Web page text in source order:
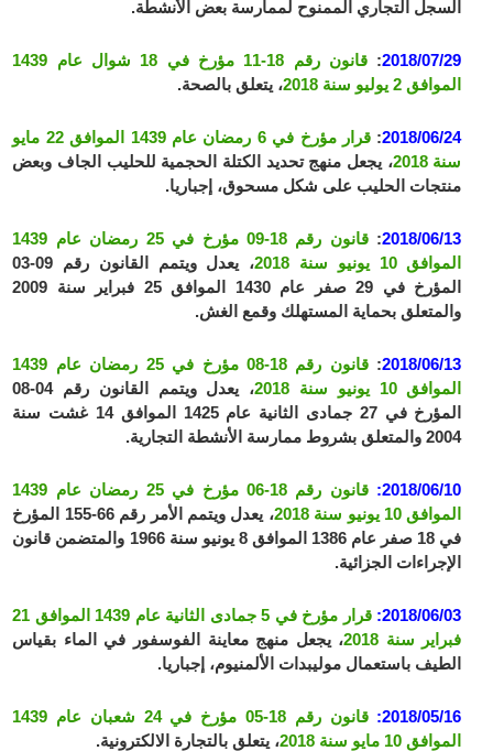
السجل التجاري الممنوح لممارسة بعض الأنشطة.
2018/07/29
:
قانون رقم 18-11 مؤرخ في 18 شوال عام 1439
الموافق 2 يوليو سنة 2018
، يتعلق بالصحة.
2018/06/24
:
قرار مؤرخ في 6 رمضان عام 1439 الموافق 22 مايو
سنة 2018
، يجعل منهج تحديد الكتلة الحجمية للحليب الجاف وبعض
منتجات الحليب على شكل مسحوق، إجباريا.
2018/06/13
:
قانون رقم 18-09 مؤرخ في 25 رمضان عام 1439
الموافق 10 يونيو سنة 2018
، يعدل ويتمم القانون رقم 09-03
المؤرخ في 29 صفر عام 1430 الموافق 25 فبراير سنة 2009
والمتعلق بحماية المستهلك وقمع الغش.
2018/06/13
:
قانون رقم 18-08 مؤرخ في 25 رمضان عام 1439
الموافق 10 يونيو سنة 2018
، يعدل ويتمم القانون رقم 04-08
المؤرخ في 27 جمادى الثانية عام 1425 الموافق 14 غشت سنة
2004 والمتعلق بشروط ممارسة الأنشطة التجارية.
2018/06/10:
قانون رقم 18-06 مؤرخ في 25 رمضان عام 1439
الموافق 10 يونيو سنة 2018
، يعدل ويتمم الأمر رقم 66-155 المؤرخ
في 18 صفر عام 1386 الموافق 8 يونيو سنة 1966 والمتضمن قانون
الإجراءات الجزائية.
2018/06/03:
قرار مؤرخ في 5 جمادى الثانية عام 1439 الموافق 21
فبراير سنة 2018
، يجعل منهج معاينة الفوسفور في الماء بقياس
الطيف باستعمال موليبدات الألمنيوم، إجباريا.
2018/05/16:
قانون رقم 18-05 مؤرخ في 24 شعبان عام 1439
الموافق 10 مايو سنة 2018
، يتعلق بالتجارة الالكترونية.